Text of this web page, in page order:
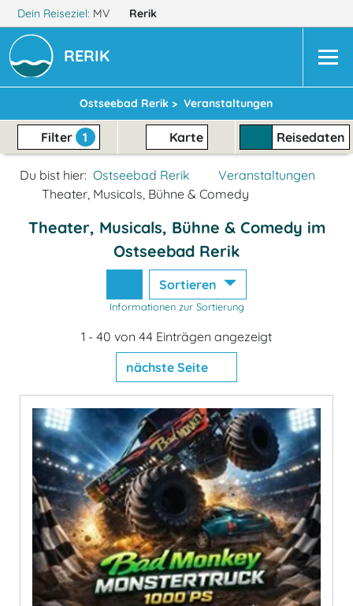
Dein Reiseziel: MV Rerik
RERIK
Ostseebad Rerik > Veranstaltungen
Filter 1 Karte Reisedaten
Du bist hier: Ostseebad Rerik
Veranstaltungen
Theater, Musicals, Bühne & Comedy
Theater, Musicals, Bühne & Comedy im
Ostseebad Rerik
Sortieren
Informationen zur Sortierung
1 - 40 von 44 Einträgen angezeigt
nächste Seite